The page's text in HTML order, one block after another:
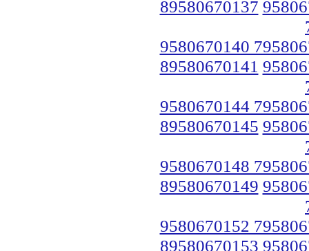
89580670137
9580670140
89580670141
9580670144
89580670145
9580670148
89580670149
9580670152
89580670153